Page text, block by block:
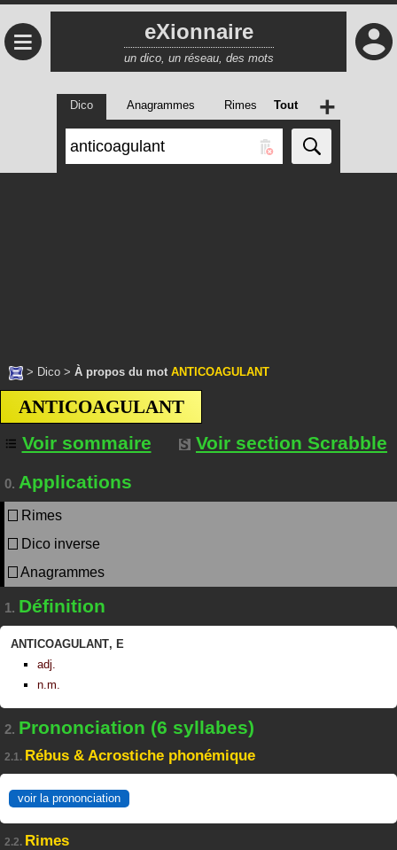
≡ eXionnaire
un dico, un réseau, des mots
Dico Anagrammes Rimes Tout +
> Dico > À propos du mot ANTICOAGULANT
ANTICOAGULANT
Voir sommaire
Voir section Scrabble
0. Applications
Rimes
Dico inverse
Anagrammes
1. Définition
ANTICOAGULANT, E
adj.
n.m.
2. Prononciation (6 syllabes)
2.1. Rébus & Acrostiche phonémique
voir la prononciation
2.2. Rimes